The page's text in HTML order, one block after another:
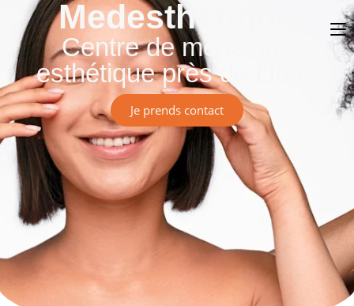
Medesthétique
Centre de médecine
esthétique près de Liège
Je prends contact